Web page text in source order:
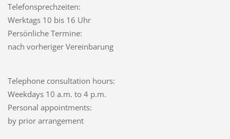
Telefonsprechzeiten:
Werktags 10 bis 16 Uhr
Persönliche Termine:
nach vorheriger Vereinbarung
Telephone consultation hours:
Weekdays 10 a.m. to 4 p.m.
Personal appointments:
by prior arrangement